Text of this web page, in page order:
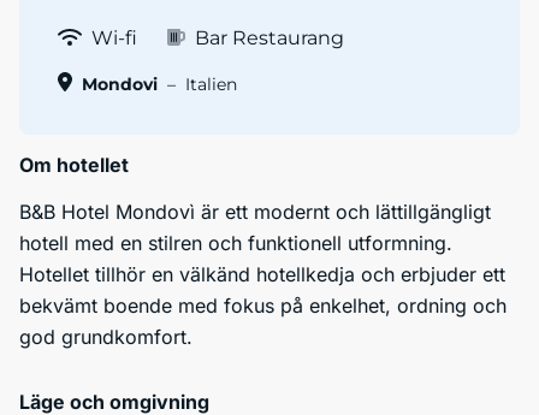
Wi-fi Bar Restaurang
Mondovi – Italien
Om hotellet
B&B Hotel Mondovì är ett modernt och lättillgängligt
hotell med en stilren och funktionell utformning.
Hotellet tillhör en välkänd hotellkedja och erbjuder ett
bekvämt boende med fokus på enkelhet, ordning och
god grundkomfort.
Läge och omgivning